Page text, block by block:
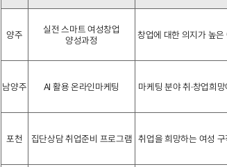
양주
실전 스마트 여성창업
양성과정
창업에 대한 의지가 높은
남양주 AI 활용 온라인마케팅 마케팅 분야 취·창업희망
포천 집단상담 취업준비 프로그램 취업을 희망하는 여성